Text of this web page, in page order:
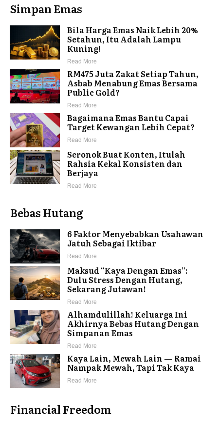
Simpan Emas
Bila Harga Emas Naik Lebih 20%
Setahun, Itu Adalah Lampu
Kuning!
Read More
RM475 Juta Zakat Setiap Tahun,
Asbab Menabung Emas Bersama
Public Gold?
Read More
Bagaimana Emas Bantu Capai
Target Kewangan Lebih Cepat?
Read More
Seronok Buat Konten, Itulah
Rahsia Kekal Konsisten dan
Berjaya
Read More
Bebas Hutang
6 Faktor Menyebabkan Usahawan
Jatuh Sebagai Iktibar
Read More
Maksud “Kaya Dengan Emas”:
Dulu Stress Dengan Hutang,
Sekarang Jutawan!
Read More
Alhamdulillah! Keluarga Ini
Akhirnya Bebas Hutang Dengan
Simpanan Emas
Read More
Kaya Lain, Mewah Lain — Ramai
Nampak Mewah, Tapi Tak Kaya
Read More
Financial Freedom